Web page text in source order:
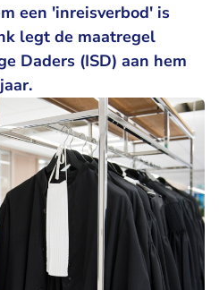
een 'inreisverbod' is
legt de maatregel
Daders (ISD) aan hem